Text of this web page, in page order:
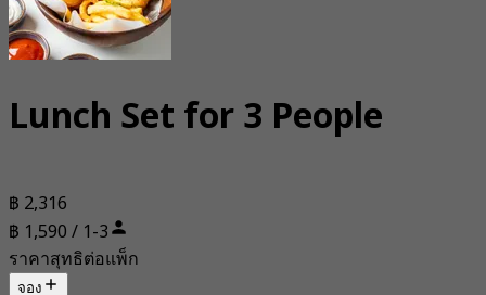
Lunch Set for 3 People
฿ 2,316
฿ 1,590 / 1-3
ราคาสุทธิต่อแพ็ก
จอง